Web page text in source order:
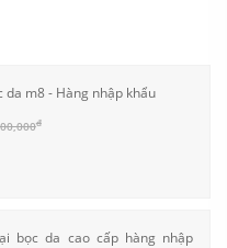
da m8 - Hàng nhập khẩu
đ
bọc da cao cấp hàng nhập